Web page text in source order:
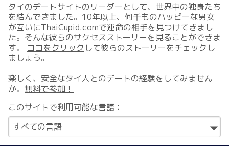
タイのデートサイトのリーダーとして、世界中の独身たち
を結んできました。10年以上、何千ものハッピーな男女
が互いにThaiCupid.comで運命の相手を見つけてきまし
た。そんな彼らのサクセスストーリーを見ることができま
す。 ココをクリック して彼らのストーリーをチェックし
ましょう。
楽しく、安全なタイ人とのデートの経験をしてみません
か。 無料で参加！
このサイトで利用可能な言語：